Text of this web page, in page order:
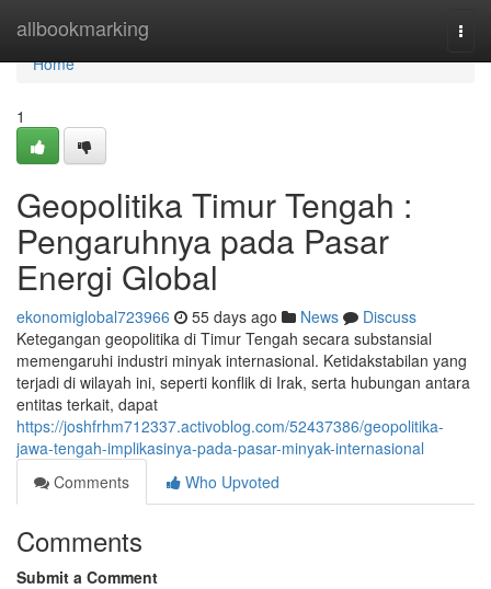
allbookmarking
Home
Home
1
Geopolitika Timur Tengah :
Pengaruhnya pada Pasar
Energi Global
ekonomiglobal723966 55 days ago News
Discuss
Ketegangan geopolitika di Timur Tengah secara substansial
memengaruhi industri minyak internasional. Ketidakstabilan yang
terjadi di wilayah ini, seperti konflik di Irak, serta hubungan antara
entitas terkait, dapat
https://joshfrhm712337.activoblog.com/52437386/geopolitika-
jawa-tengah-implikasinya-pada-pasar-minyak-internasional
Comments
Who Upvoted
Comments
Submit a Comment